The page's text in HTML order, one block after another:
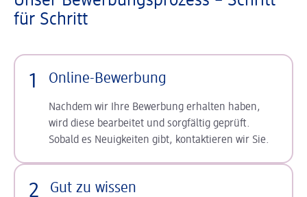
für Schritt
1 Online-Bewerbung
Nachdem wir Ihre Bewerbung erhalten haben,
wird diese bearbeitet und sorgfältig geprüft.
Sobald es Neuigkeiten gibt, kontaktieren wir Sie.
2 Gut zu wissen